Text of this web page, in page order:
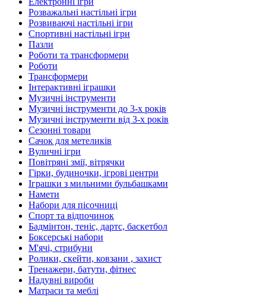
Розважальні настільні ігри
Розвиваючі настільні ігри
Спортивні настільні ігри
Пазли
Роботи та трансформери
Роботи
Трансформери
Інтерактивні іграшки
Музичні інструменти
Музичні інструменти до 3-х років
Музичні інструменти від 3-х років
Сезонні товари
Сачок для метеликів
Вуличні ігри
Повітряні змії, вітрячки
Гірки, будиночки, ігрові центри
Іграшки з мильними бульбашками
Намети
Набори для пісочниці
Спорт та відпочинок
Бадмінтон, теніс, дартс, баскетбол
Боксерські набори
М'ячі, стрибуни
Ролики, скейти, ковзани , захист
Тренажери, батути, фітнес
Надувні вироби
Матраси та меблі